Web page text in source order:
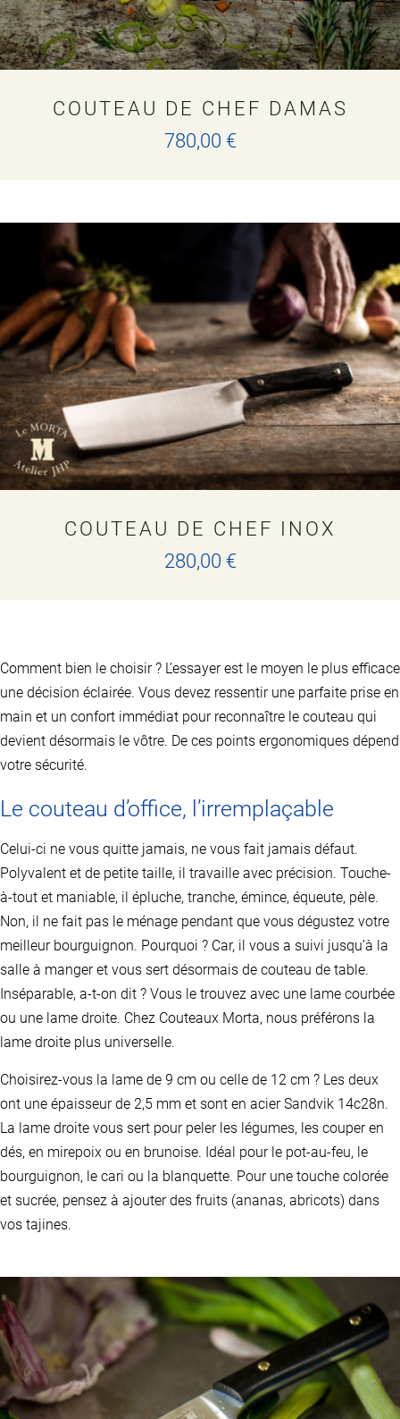
COUTEAU DE CHEF DAMAS
780,00 €
COUTEAU DE CHEF INOX
280,00 €
Les
options
être
choisies
du
Comment bien le choisir ? L’essayer est le moyen le plus efficace
une décision éclairée. Vous devez ressentir une parfaite prise en
main et un confort immédiat pour reconnaître le couteau qui
devient désormais le vôtre. De ces points ergonomiques dépend
votre sécurité.
Le couteau d’office, l’irremplaçable
Celui-ci ne vous quitte jamais, ne vous fait jamais défaut.
Polyvalent et de petite taille, il travaille avec précision. Touche-
à-tout et maniable, il épluche, tranche, émince, équeute, pèle.
Non, il ne fait pas le ménage pendant que vous dégustez votre
meilleur bourguignon. Pourquoi ? Car, il vous a suivi jusqu’à la
salle à manger et vous sert désormais de couteau de table.
Inséparable, a-t-on dit ? Vous le trouvez avec une lame courbée
ou une lame droite. Chez Couteaux Morta, nous préférons la
lame droite plus universelle.
Choisirez-vous la lame de 9 cm ou celle de 12 cm ? Les deux
ont une épaisseur de 2,5 mm et sont en acier Sandvik 14c28n.
La lame droite vous sert pour peler les légumes, les couper en
dés, en mirepoix ou en brunoise. Idéal pour le pot-au-feu, le
bourguignon, le cari ou la blanquette. Pour une touche colorée
et sucrée, pensez à ajouter des fruits (ananas, abricots) dans
vos tajines.